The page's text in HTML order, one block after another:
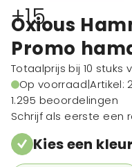
+15
Oxious
Promo
Totaalprijs bij 10 stuks
Op voorraad|Artikel:
1.295 beoordelingen
Schrijf als eerste een
Kies een kleur